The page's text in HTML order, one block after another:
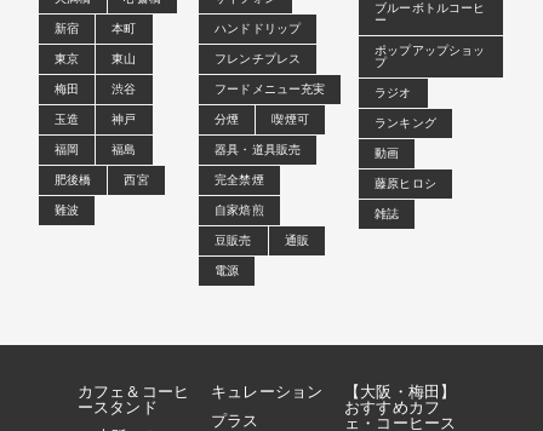
新宿
本町
東京
東山
梅田
渋谷
玉造
神戸
福岡
福島
肥後橋
西宮
難波
ハンドドリップ
フレンチプレス
フードメニュー充実
分煙
喫煙可
器具・道具販売
完全禁煙
自家焙煎
豆販売
通販
電源
ブルーボトルコーヒ
ー
ポップアップショッ
プ
ラジオ
ランキング
動画
藤原ヒロシ
雑誌
カフェ＆コーヒ
ースタンド
キュレーション
プラス
【大阪・梅田】
おすすめカフ
ェ・コーヒース